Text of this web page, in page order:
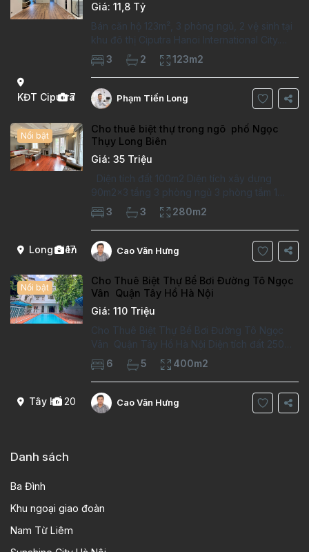
KĐT Ciputra
7
Giá: 11,8 Tỷ
Bán căn hộ 123m², 3 phòng ngủ, 2 vệ sinh tại
khu đô thị Ciputra Hanoi International City.
Căn hộ đã sửa mới kỹ, chất lượng cao, sàn
gỗ, bếp hiện đại, không gian thoáng sáng.
Thông tin căn hộ: Diện tích:
3 2 123m2
Phạm Tiến Long
Long Biên
17
Nổi bật
Cho thuê biệt thự trong ngõ phố Ngọc
Thụy Long Biên
Giá: 35 Triệu
Diện tích đất 100m2 Diện tích xây dựng
90m2x3 tầng 3 phòng ngủ 3 phòng tắm 1
phòng làm việc Vị trí ý tưởng 10 phút đi bộ tới
trường việt pháp Ngôi nhà được thiết kế theo
kiểu phát cổ,trong khu dân
3 3 280m2
Cao Văn Hưng
Tây Hồ20
Nổi bật
Cho Thuê Biệt Thự Bể Bơi Đường Tô Ngọc
Vân Quận Tây Hồ Hà Nội
Giá: 110 Triệu
Cho Thuê Biệt Thự Bể Bơi Đường Tô Ngọc
Vân Quận Tây Hồ Hà Nội Diện tích đất 250m2
Diện tích xây dựng 100m2 Xây 4 tầng, 6
phòng ngủ 5 phòng tắm Tầng 1, , phòng
khách , phòng bếp-1wc Tầng 2, 2 phòng
6 5 400m2
Cao Văn Hưng
Danh sách
Ba Đình
Khu ngoại giao đoàn
Nam Từ Liêm